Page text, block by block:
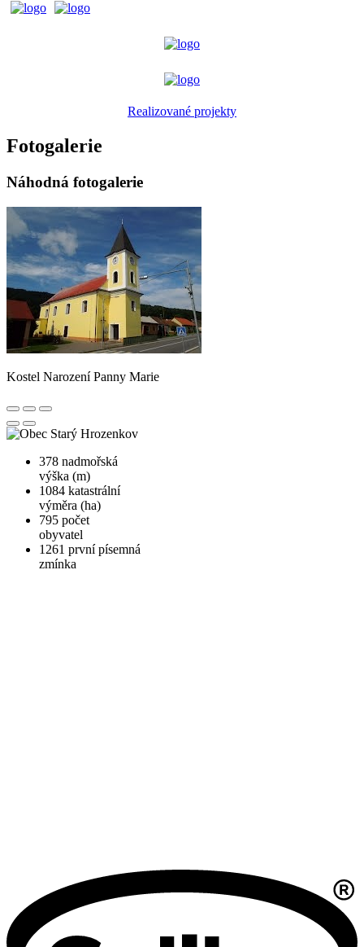
Realizované projekty
Fotogalerie
Náhodná fotogalerie
Kostel Narození Panny Marie
378 nadmořská
výška (m)
1084 katastrální
výměra (ha)
795 počet
obyvatel
1261 první písemná
zmínka